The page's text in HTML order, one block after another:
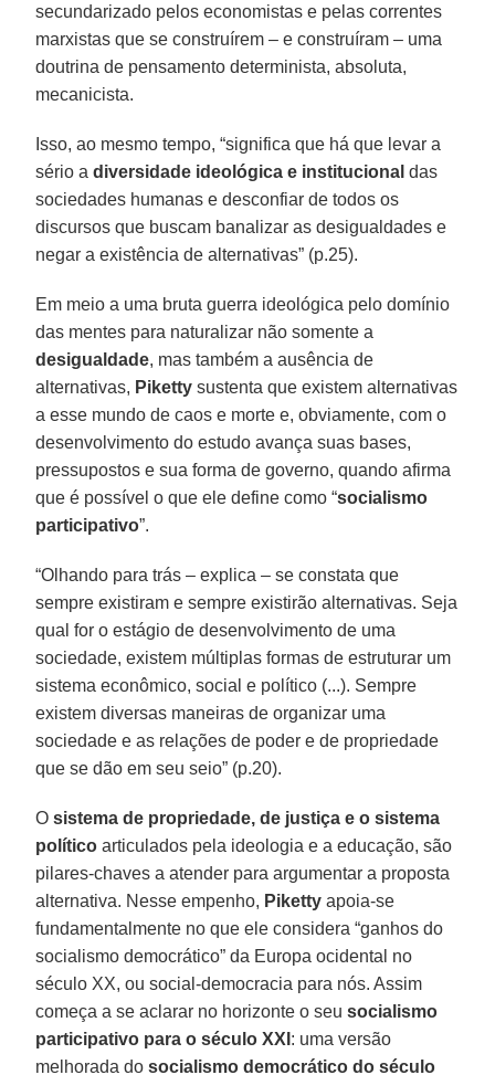
secundarizado pelos economistas e pelas correntes
marxistas que se construírem – e construíram – uma
doutrina de pensamento determinista, absoluta,
mecanicista.
Isso, ao mesmo tempo, “significa que há que levar a
sério adiversidade ideológica e institucional das
sociedades humanas e desconfiar de todos os
discursos que buscam banalizar as desigualdades e
negar a existência de alternativas” (p.25).
Em meio a uma bruta guerra ideológica pelo domínio
das mentes para naturalizar não somente a
desigualdade, mas também a ausência de
alternativas, Piketty sustenta que existem alternativas
a esse mundo de caos e morte e, obviamente, com o
desenvolvimento do estudo avança suas bases,
pressupostos e sua forma de governo, quando afirma
que é possível o que ele define como “socialismo
participativo”.
“Olhando para trás – explica – se constata que
sempre existiram e sempre existirão alternativas. Seja
qual for o estágio de desenvolvimento de uma
sociedade, existem múltiplas formas de estruturar um
sistema econômico, social e político (...). Sempre
existem diversas maneiras de organizar uma
sociedade e as relações de poder e de propriedade
que se dão em seu seio” (p.20).
Osistema de propriedade, de justiça e o sistema
político articulados pela ideologia e a educação, são
pilares-chaves a atender para argumentar a proposta
alternativa. Nesse empenho, Piketty apoia-se
fundamentalmente no que ele considera “ganhos do
socialismo democrático” da Europa ocidental no
século XX, ou social-democracia para nós. Assim
começa a se aclarar no horizonte o seusocialismo
participativo para o século XXI : uma versão
melhorada dosocialismo democrático do século